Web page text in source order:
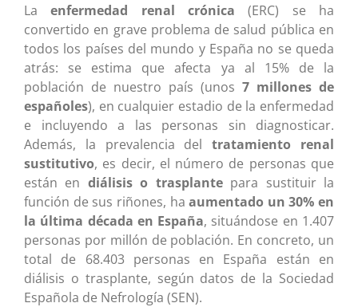
Laenfermedad renal crónica (ERC) se ha
convertido en grave problema de salud pública en
todos los países del mundo y España no se queda
atrás: se estima que afecta ya al 15% de la
población de nuestro país (unos 7 millones de
españoles), en cualquier estadio de la enfermedad
e incluyendo a las personas sin diagnosticar.
Además, la prevalencia deltratamiento renal
sustitutivo, es decir, el número de personas que
están en diálisis o trasplantepara sustituir la
función de sus riñones, haaumentado un 30% en
la última década en España, situándose en 1.407
personas por millón de población. En concreto, un
total de 68.403 personas en España están en
diálisis o trasplante, según datos de la Sociedad
Española de Nefrología (SEN).